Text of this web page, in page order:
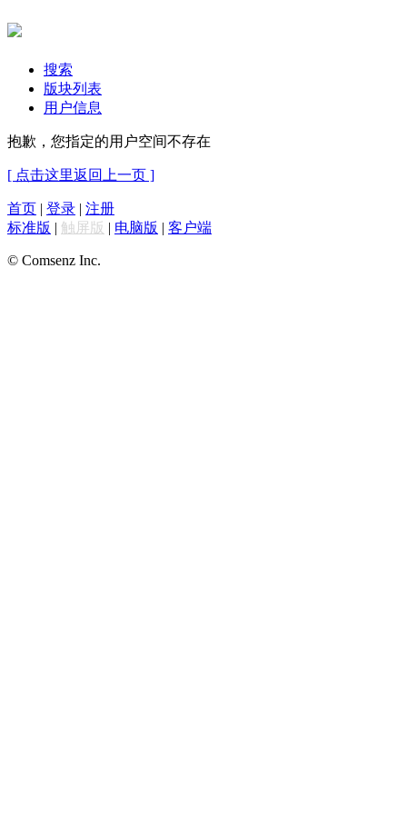
搜索
版块列表
用户信息
抱歉，您指定的用户空间不存在
[ 点击这里返回上一页 ]
首页 | 登录 | 注册
标准版 | 触屏版 | 电脑版 | 客户端
© Comsenz Inc.